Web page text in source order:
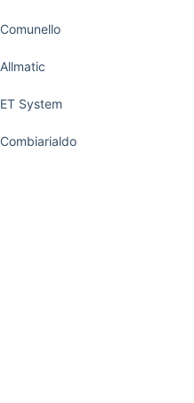
Comunello
Allmatic
ET System
Combiarialdo